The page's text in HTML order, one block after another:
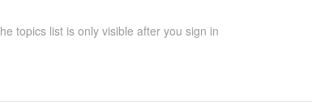
topics list is only visible after you sign in